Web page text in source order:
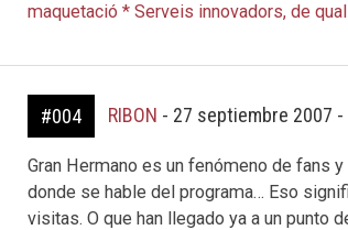
maquetació * Serveis innovadors, de
#004 RIBON - 27 septiembre 2007 -
Gran Hermano es un fenómeno de fans
donde se hable del programa… Eso
visitas. O que han llegado ya a un punto